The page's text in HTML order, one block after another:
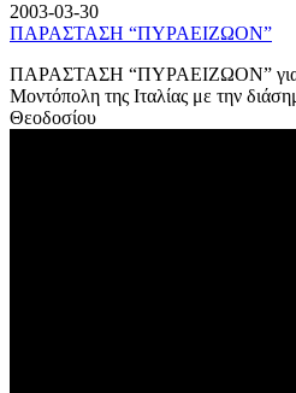
2003-03-30
ΠΑΡΑΣΤΑΣΗ “ΠΥΡΑΕΙΖΩΟΝ”
ΠΑΡΑΣΤΑΣΗ “ΠΥΡΑΕΙΖΩΟΝ” για
Μοντόπολη της Ιταλίας με την
Θεοδοσίου